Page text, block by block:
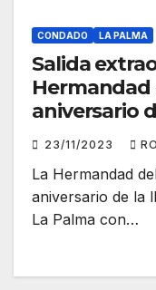
CONDADO LA PALMA
Salida
Hermandad
aniversario
Palma
23/11/2023
La Hermandad
aniversario de la
La Palma con…